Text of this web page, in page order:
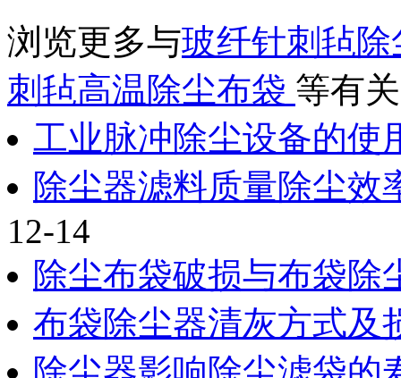
浏览更多与玻纤针刺毡
刺毡高温除尘布袋 等有
工业脉冲除尘设备的使
除尘器滤料质量除尘效
12-14
除尘布袋破损与布袋除
布袋除尘器清灰方式及